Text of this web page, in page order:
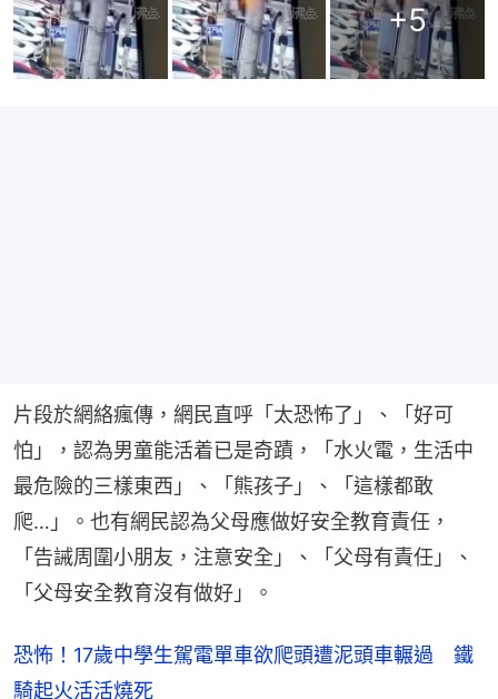
+5
片段於網絡瘋傳，網民直呼「太恐怖了」、「好可
怕」，認為男童能活着已是奇蹟，「水火電，生活中
最危險的三樣東西」、「熊孩子」、「這樣都敢
爬…」。也有網民認為父母應做好安全教育責任，
「告誡周圍小朋友，注意安全」、「父母有責任」、
「父母安全教育沒有做好」。
恐怖！17歲中學生駕電單車欲爬頭遭泥頭車輾過 鐵
騎起火活活燒死